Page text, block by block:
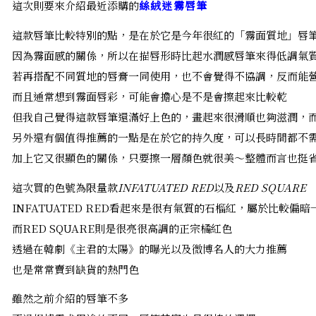
這次則要來介紹最近添購的絲絨迷霧唇筆
這款唇筆比較特別的點，是在於它是今年很紅的「霧面質地」唇
因為霧面感的關係，所以在描唇形時比起水潤感唇筆來得低調氣
若再搭配不同質地的唇膏一同使用，也不會覺得不協調，反而能
而且通常想到霧面唇彩，可能會擔心是不是會擦起來比較乾
但我自己覺得這款唇筆還滿好上色的，畫起來很滑順也夠滋潤，
另外還有個值得推薦的一點是在於它的持久度，可以長時間都不
加上它又很顯色的關係，只要擦一層顏色就很美～整體而言也挺
這次買的色號為限量款INFATUATED RED以及RED SQUARE
INFATUATED RED看起來是很有氣質的石榴紅，屬於比較偏暗
而RED SQUARE則是很亮很高調的正宗橘紅色
透過在韓劇《主君的太陽》的曝光以及微博名人的大力推薦
也是常常賣到缺貨的熱門色
雖然之前介紹的唇筆不多